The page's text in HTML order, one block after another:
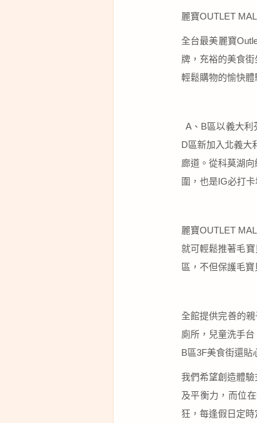
麗寶OUTLET
全台最美麗寶
牌，充裕的美食
輕鬆購物的愉快體
A、B區以義大利
D區新加入北義大
廊道。從科莫湖
圍，也是IG必打卡
麗寶OUTLET
就可輕鬆推著毛
區，不但保護毛
全館提供完善的
廁所，兒童洗手
B區3F美食街還貼
我們希望創造體
及平衡力，而位
狂，每逢假日定